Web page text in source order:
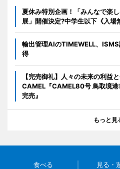
夏休み特別企画！「みんなで楽
展」開催決定?中学生以下《入場
輸出管理AIのTIMEWELL、
得
【完売御礼】人々の未来の利益
CAMEL『CAMEL80号 鳥取境
完売』
もっと見
食べる 見る・